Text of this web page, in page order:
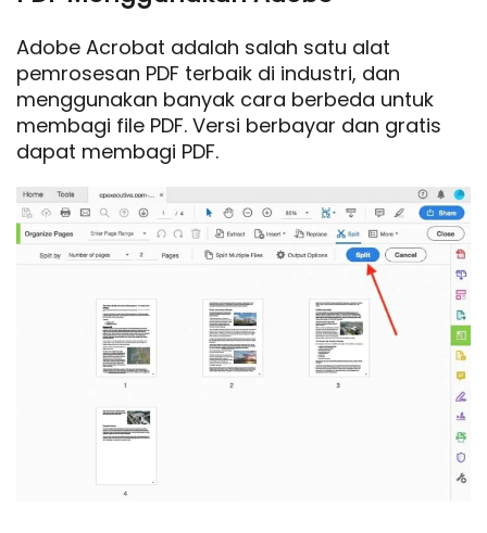
Adobe Acrobat adalah salah satu alat
pemrosesan PDF terbaik di industri, dan
menggunakan banyak cara berbeda untuk
membagi file PDF. Versi berbayar dan gratis
dapat membagi PDF.